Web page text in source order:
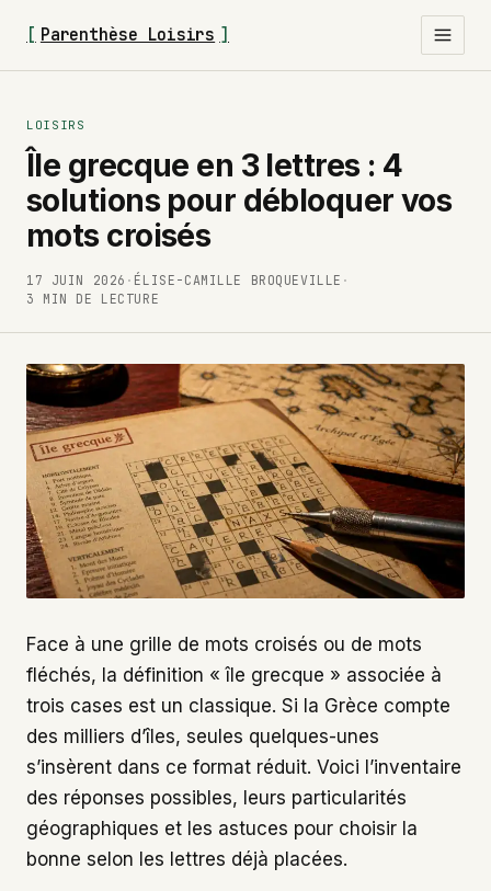
[ Parenthèse Loisirs ]
LOISIRS
Île grecque en 3 lettres : 4
solutions pour débloquer vos
mots croisés
17 JUIN 2026 · ÉLISE-CAMILLE BROQUEVILLE ·
3 MIN DE LECTURE
Face à une grille de mots croisés ou de mots
fléchés, la définition « île grecque » associée à
trois cases est un classique. Si la Grèce compte
des milliers d’îles, seules quelques-unes
s’insèrent dans ce format réduit. Voici l’inventaire
des réponses possibles, leurs particularités
géographiques et les astuces pour choisir la
bonne selon les lettres déjà placées.